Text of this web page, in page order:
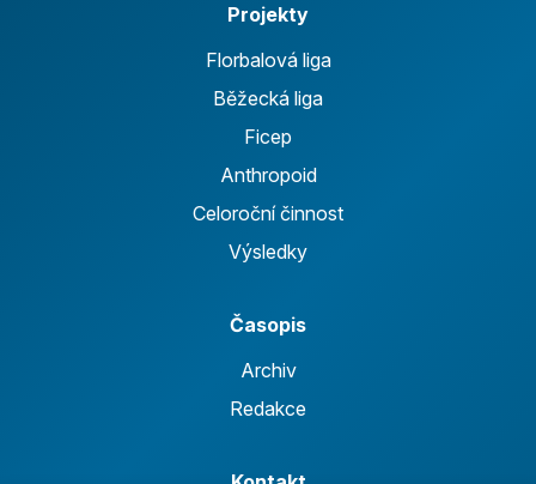
Projekty
Florbalová liga
Běžecká liga
Ficep
Anthropoid
Celoroční činnost
Výsledky
Časopis
Archiv
Redakce